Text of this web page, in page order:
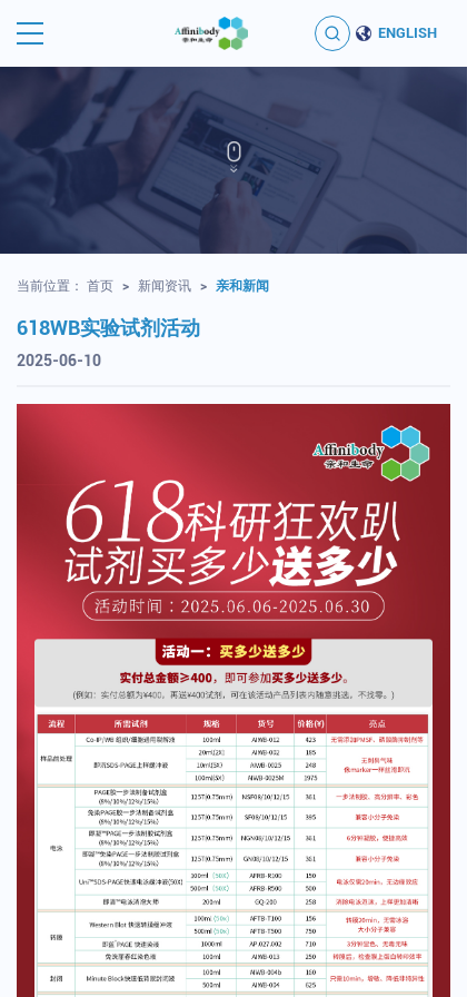
ENGLISH
当前位置： 首页 > 新闻资讯 > 亲和新闻
618WB实验试剂活动
2025-06-10